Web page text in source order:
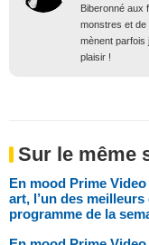
Biberonné aux
monstres et de
mènent
plaisir !
Sur le même
En mood Prime
art, l’un des
programme de la